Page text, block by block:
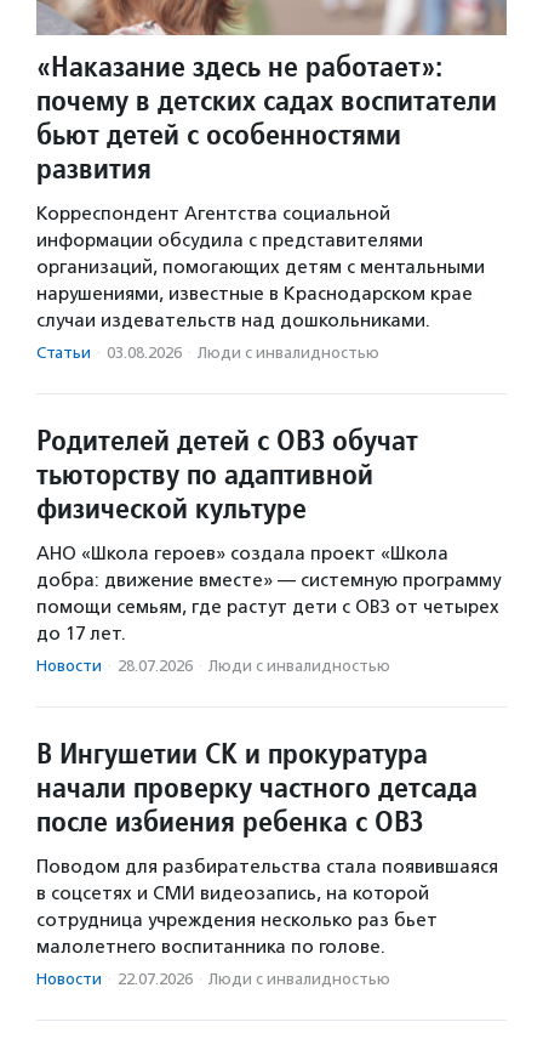
«Наказание здесь не работает»:
почему в детских садах воспитатели
бьют детей с особенностями
развития
Корреспондент Агентства социальной
информации обсудила с представителями
организаций, помогающих детям с ментальными
нарушениями, известные в Краснодарском крае
случаи издевательств над дошкольниками.
Статьи · 03.08.2026 · Люди с инвалидностью
Родителей детей с ОВЗ обучат
тьюторству по адаптивной
физической культуре
АНО «Школа героев» создала проект «Школа
добра: движение вместе» — системную программу
помощи семьям, где растут дети с ОВЗ от четырех
до 17 лет.
Новости · 28.07.2026 · Люди с инвалидностью
В Ингушетии СК и прокуратура
начали проверку частного детсада
после избиения ребенка с ОВЗ
Поводом для разбирательства стала появившаяся
в соцсетях и СМИ видеозапись, на которой
сотрудница учреждения несколько раз бьет
малолетнего воспитанника по голове.
Новости · 22.07.2026 · Люди с инвалидностью